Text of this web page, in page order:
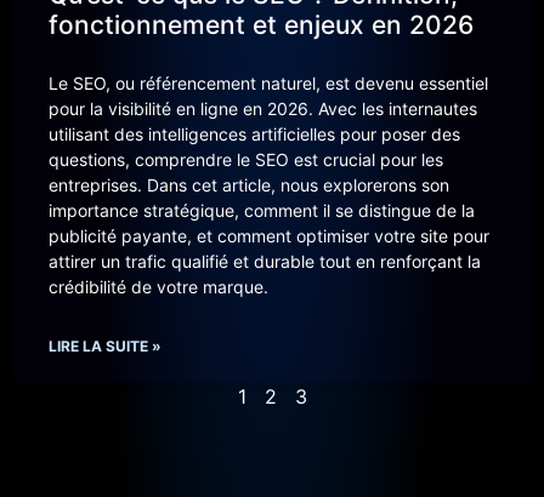
fonctionnement et enjeux en 2026
Le SEO, ou référencement naturel, est devenu essentiel
pour la visibilité en ligne en 2026. Avec les internautes
utilisant des intelligences artificielles pour poser des
questions, comprendre le SEO est crucial pour les
entreprises. Dans cet article, nous explorerons son
importance stratégique, comment il se distingue de la
publicité payante, et comment optimiser votre site pour
attirer un trafic qualifié et durable tout en renforçant la
crédibilité de votre marque.
LIRE LA SUITE »
1 2 3